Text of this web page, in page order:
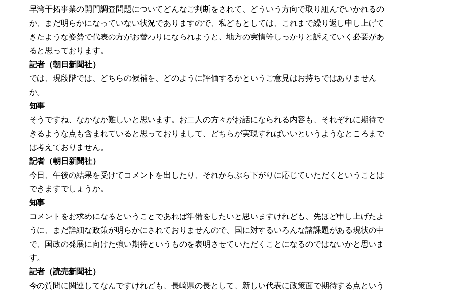
早湾干拓事業の開門調査問題についてどんなご判断をされて、どういう方向で取り組んでいかれるの
か、まだ明らかになっていない状況でありますので、私どもとしては、これまで繰り返し申し上げて
きたような姿勢で代表の方がお替わりになられようと、地方の実情等しっかりと訴えていく必要があ
ると思っております。
記者（朝日新聞社）
では、現段階では、どちらの候補を、どのように評価するかというご意見はお持ちではありません
か。
知事
そうですね、なかなか難しいと思います。お二人の方々がお話になられる内容も、それぞれに期待で
きるような点も含まれていると思っておりまして、どちらが実現すればいいというようなところまで
は考えておりません。
記者（朝日新聞社）
今日、午後の結果を受けてコメントを出したり、それからぶら下がりに応じていただくということは
できますでしょうか。
知事
コメントをお求めになるということであれば準備をしたいと思いますけれども、先ほど申し上げたよ
うに、まだ詳細な政策が明らかにされておりませんので、国に対するいろんな諸課題がある現状の中
で、国政の発展に向けた強い期待というものを表明させていただくことになるのではないかと思いま
す。
記者（読売新聞社）
今の質問に関連してなんですけれども、長崎県の長として、新しい代表に政策面で期待する点という